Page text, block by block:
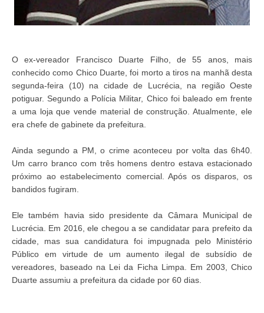
O ex-vereador Francisco Duarte Filho, de 55 anos, mais
conhecido como Chico Duarte, foi morto a tiros na manhã desta
segunda-feira (10) na cidade de Lucrécia, na região Oeste
potiguar. Segundo a Polícia Militar, Chico foi baleado em frente
a uma loja que vende material de construção. Atualmente, ele
era chefe de gabinete da prefeitura.
Ainda segundo a PM, o crime aconteceu por volta das 6h40.
Um carro branco com três homens dentro estava estacionado
próximo ao estabelecimento comercial. Após os disparos, os
bandidos fugiram.
Ele também havia sido presidente da Câmara Municipal de
Lucrécia. Em 2016, ele chegou a se candidatar para prefeito da
cidade, mas sua candidatura foi impugnada pelo Ministério
Público em virtude de um aumento ilegal de subsídio de
vereadores, baseado na Lei da Ficha Limpa. Em 2003, Chico
Duarte assumiu a prefeitura da cidade por 60 dias.